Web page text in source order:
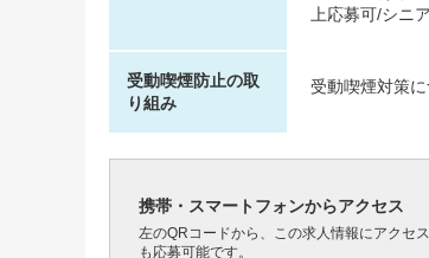
上応募可/シニ
受動喫煙防止の取
り組み
受動喫煙対策
携帯・スマートフォンからアクセス
左のQRコードから、この求人情報にアクセ
も応募可能です。